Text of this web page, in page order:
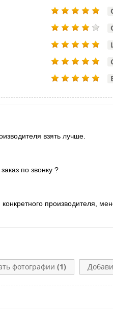
взять лучше.
по звонку ?
производителя,
фотографии (1)